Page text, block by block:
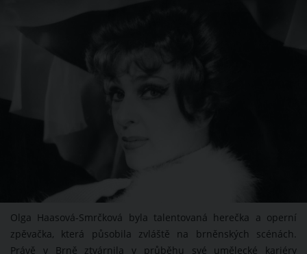
Olga Haasová-Smrčková byla talentovaná herečka a operní
zpěvačka, která působila zvláště na brněnských scénách.
Právě v Brně ztvárnila v průběhu své umělecké kariéry